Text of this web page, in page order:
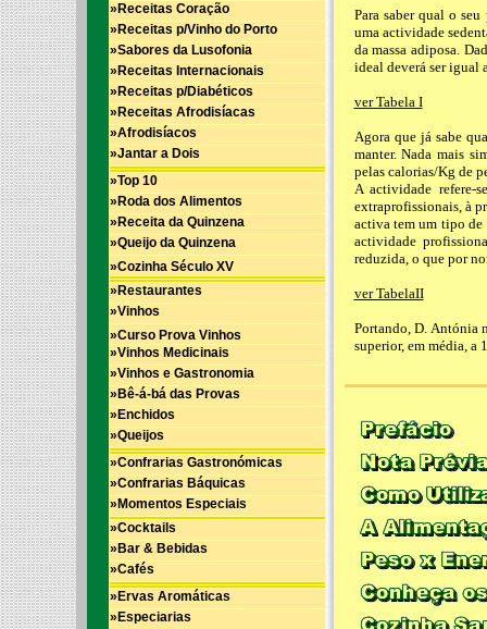
»Receitas Coração
»Receitas p/Vinho do Porto
»Sabores da Lusofonia
»Receitas Internacionais
»Receitas p/Diabéticos
»Receitas Afrodisíacas
»Afrodisíacos
»Jantar a Dois
»Top 10
»Roda dos Alimentos
»Receita da Quinzena
»Queijo da Quinzena
»Cozinha Século XV
»Restaurantes
»Vinhos
»Curso Prova Vinhos
»Vinhos Medicinais
»Vinhos e Gastronomia
»Bê-á-bá das Provas
»Enchidos
»Queijos
»Confrarias Gastronómicas
»Confrarias Báquicas
»Momentos Especiais
»Cocktails
»Bar & Bebidas
»Cafés
»Ervas Aromáticas
»Especiarias
Para saber qual o
uma actividade
da massa adiposa.
ideal deverá ser igual
ver Tabela I
Agora que já sabe
manter. Nada mais
pelas calorias/Kg de
A actividade refere-
extraprofissionais, à
activa tem um tipo de
actividade
reduzida, o que por
ver TabelaII
Portando, D. Antónia
superior, em média, a